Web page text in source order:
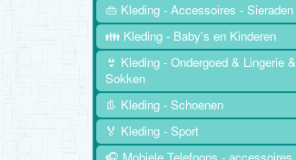
👜 Kleding - Accessoires - Sieraden
👪 Kleding - Baby's en Kinderen
👙 Kleding - Ondergoed & Lingerie &
Sokken
👢 Kleding - Schoenen
🏅 Kleding - Sport